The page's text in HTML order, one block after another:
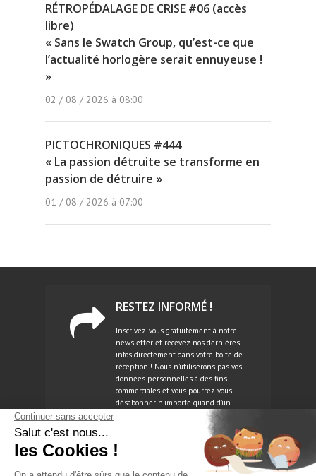
RÉTROPÉDALAGE DE CRISE #06 (accès
libre)
« Sans le Swatch Group, qu’est-ce que
l’actualité horlogère serait ennuyeuse !
»
02 / 08 / 2026 à 08:00
PICTOCHRONIQUES #444
« La passion détruite se transforme en
passion de détruire »
01 / 08 / 2026 à 07:00
RESTEZ INFORMÉ !
Inscrivez-vous gratuitement à notre
newsletter et recevez nos dernières
infos directement dans votre boite de
réception ! Nous n'utiliserons pas vos
données personnelles à des fins
commerciales et vous pourrez vous
désabonner n'importe quand d'un
NEWSLETTER